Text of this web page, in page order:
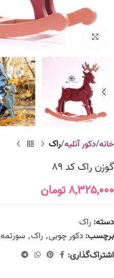
برای بزرگنمایی کلیک کنید
خانه دکور آتلیه راک
گوزن راک کد 89
۸,۳۲۵,۰۰۰تومان
دسته: راک
برچسب:دکور چوبی, راک, سورتمه
اشتراک‌گذاری: